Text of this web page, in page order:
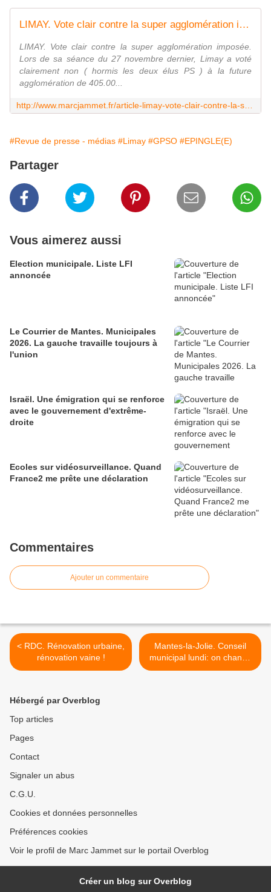
LIMAY. Vote clair contre la super agglomération imposée. - Le blog de Marc Jammet, conseiller municipal PCF de Mantes la Jolie
LIMAY. Vote clair contre la super agglomération imposée.
Lors de sa séance du 27 novembre dernier, Limay a voté
clairement non ( hormis les deux élus PS ) à la future
agglomération de 405.00...
#Revue de presse - médias #Limay #GPSO #EPINGLE(E)
Partager
Vous aimerez aussi
Election municipale. Liste LFI
annoncée
Le Courrier de Mantes. Municipales
2026. La gauche travaille toujours à
l'union
Israël. Une émigration qui se renforce
avec le gouvernement d'extrême-
droite
Ecoles sur vidéosurveillance. Quand
France2 me prête une déclaration
Commentaires
Ajouter un commentaire
< RDC. Rénovation urbaine,
rénovation vaine !
Mantes-la-Jolie. Conseil
municipal lundi: on change
notamment de maire de
Hébergé par Overblog
Top articles
Pages
Contact
Signaler un abus
C.G.U.
Cookies et données personnelles
Préférences cookies
Voir le profil de Marc Jammet sur le portail Overblog
Créer un blog sur Overblog